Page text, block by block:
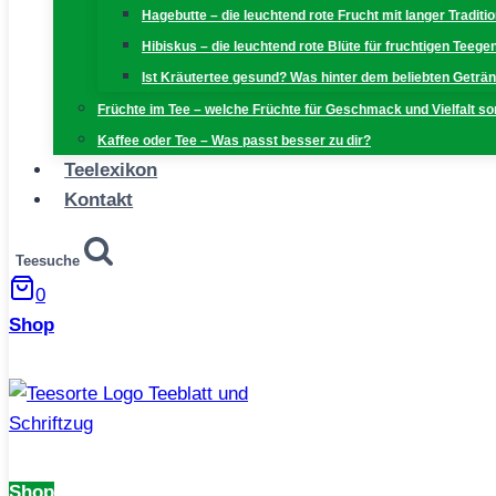
Hagebutte – die leuchtend rote Frucht mit langer
Hibiskus – die leuchtend rote Blüte für fruchtigen
Ist Kräutertee gesund? Was hinter dem beliebten
Früchte im Tee – welche Früchte für Geschmack und Vielfalt
Kaffee oder Tee – Was passt besser zu dir?
Teelexikon
Kontakt
Teesuche
0
Shop